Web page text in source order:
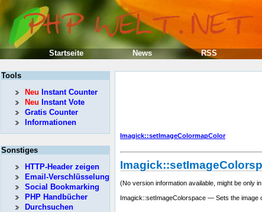
Imagick::setImageColormapColor
(No version information available, might be only
Imagick::setImageColorspace — Sets the image
Tools
Neu Instant Counter
Neu Instant Vote
Gratis Counter
Informationen
Sonstiges
HTTP-Header zeigen
Email-Verschlüsselung
Social Bookmarking
PHP Handbücher
Durchsuchen
Startseite News RSS